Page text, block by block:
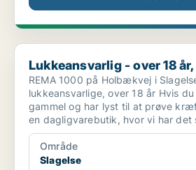
Lukkeansvarlig - over 18 år, deltid
Lukkeansvarlig - over 18
REMA 1000 på Holbækvej i
lukkeansvarlige, over 18 år Hvis
gammel og har lyst til at prøve
en dagligvarebutik, hvor vi har det
Område
Slagelse